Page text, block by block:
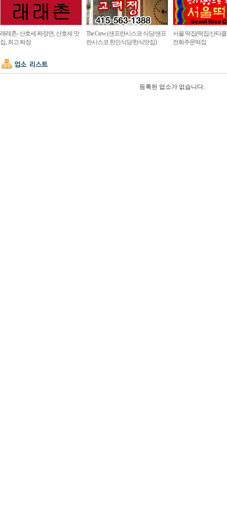
래래촌- 산호세 짜장면, 산호세 맛
집, 최고 짜장
The Crew (샌프란시스코 식당/샌프
란시스코 한인식당/한식맛집)
서울 떡집(떡집/산타
전화주문떡집
등록된 업소가 없습니다.